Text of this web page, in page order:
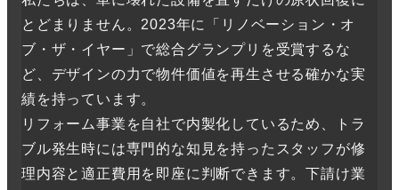
とどまりません。2023年に「リノベーション・オ
ブ・ザ・イヤー」で総合グランプリを受賞するな
ど、デザインの力で物件価値を再生させる確かな実
績を持っています。
リフォーム事業を自社で内製化しているため、トラ
ブル発生時には専門的な知見を持ったスタッフが修
理内容と適正費用を即座に判断できます。下請け業